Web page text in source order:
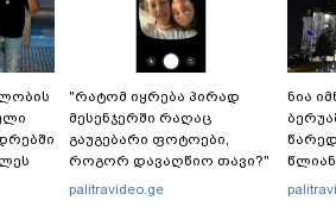
"რატომ იყრება პირად
მესენჯერში რაღაც
გაუგებარი ფოტოები,
როგორ დავაღწიო თავი?"
- შესაძლებელია თუ არა ამ
palitravideo.ge
ნია